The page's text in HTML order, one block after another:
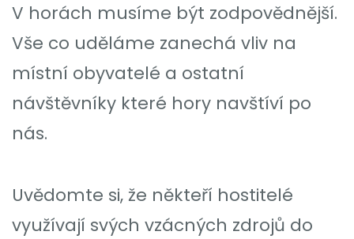
V horách musíme být zodpovědnější.
Vše co uděláme zanechá vliv na
místní obyvatelé a ostatní
návštěvníky které hory navštíví po
nás.
Uvědomte si, že někteří hostitelé
využívají svých vzácných zdrojů do